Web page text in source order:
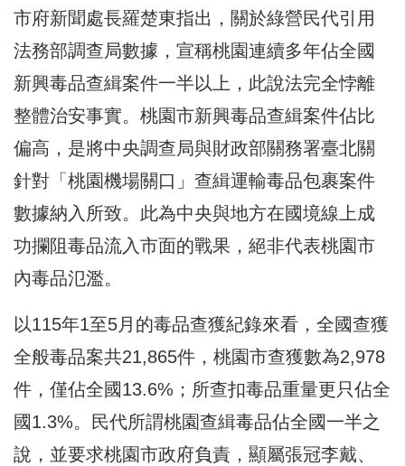
市府新聞處長羅楚東指出，關於綠營民代引用
法務部調查局數據，宣稱桃園連續多年佔全國
新興毒品查緝案件一半以上，此說法完全悖離
整體治安事實。桃園市新興毒品查緝案件佔比
偏高，是將中央調查局與財政部關務署臺北關
針對「桃園機場關口」查緝運輸毒品包裹案件
數據納入所致。此為中央與地方在國境線上成
功攔阻毒品流入市面的戰果，絕非代表桃園市
內毒品氾濫。
以115年1至5月的毒品查獲紀錄來看，全國查獲
全般毒品案共21,865件，桃園市查獲數為2,978
件，僅佔全國13.6%；所查扣毒品重量更只佔全
國1.3%。民代所謂桃園查緝毒品佔全國一半之
說，並要求桃園市政府負責，顯屬張冠李戴、